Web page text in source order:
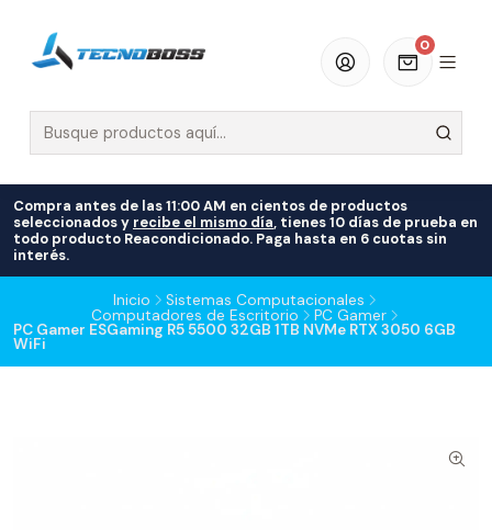
0
Compra antes de las 11:00 AM en cientos de productos
seleccionados y recibe el mismo día, tienes 10 días de prueba en
todo producto Reacondicionado. Paga hasta en 6 cuotas sin
interés.
Inicio
Sistemas Computacionales
Computadores de Escritorio
PC Gamer
PC Gamer ESGaming R5 5500 32GB 1TB NVMe RTX 3050 6GB
WiFi